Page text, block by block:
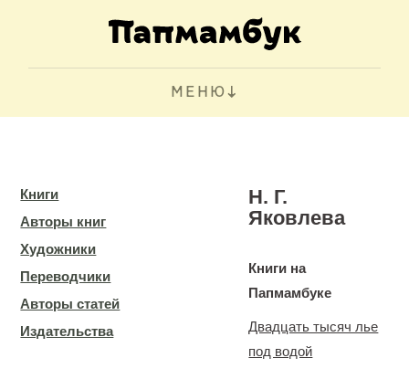
МЕНЮ
Книги
Авторы книг
Художники
Переводчики
Авторы статей
Издательства
Н. Г.
Яковлева
Книги на
Папмамбуке
Двадцать тысяч лье
под водой